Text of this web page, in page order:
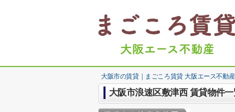
大阪市の賃貸｜まごころ賃貸 大阪エース不動産
大阪市浪速区敷津西 賃貸物件